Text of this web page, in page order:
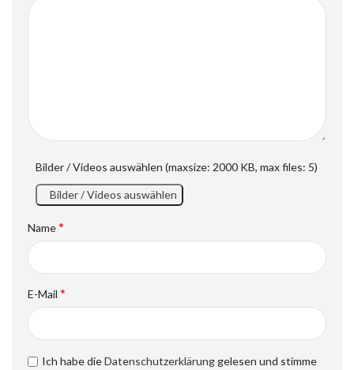
Bilder / Videos auswählen (maxsize: 2000 KB, max files: 5)
Bilder / Videos auswählen
Name*
E-Mail *
Ich habe dieDatenschutzerklärung gelesen und stimme